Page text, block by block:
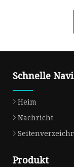
Schnelle
Heim
Nachricht
Produkt